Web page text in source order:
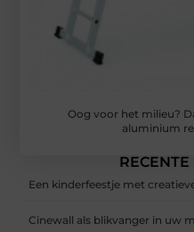
Oog voor het milieu?
aluminium
Een kinderfeestje met
Cinewall als blikvanger in uw